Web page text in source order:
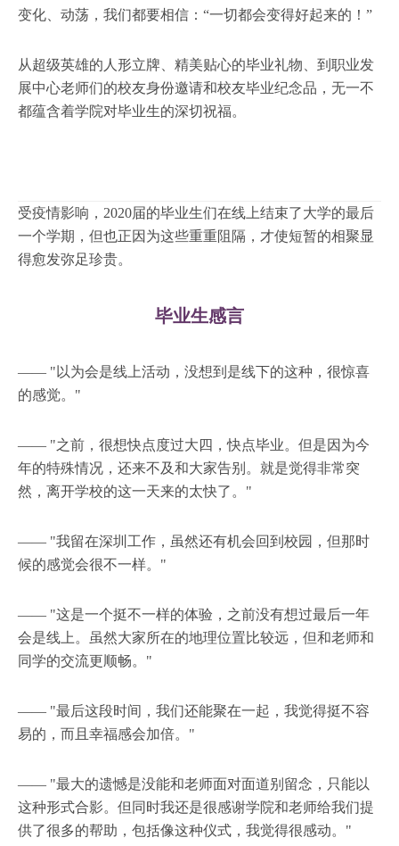
变化、动荡，我们都要相信：“一切都会变得好起来的！”
从超级英雄的人形立牌、精美贴心的毕业礼物、到职业发
展中心老师们的校友身份邀请和校友毕业纪念品，无一不
都蕴含着学院对毕业生的深切祝福。
受疫情影响，2020届的毕业生们在线上结束了大学的最后
一个学期，但也正因为这些重重阻隔，才使短暂的相聚显
得愈发弥足珍贵。
毕业生感言
—— "以为会是线上活动，没想到是线下的这种，很惊喜
的感觉。"
—— "之前，很想快点度过大四，快点毕业。但是因为今
年的特殊情况，还来不及和大家告别。就是觉得非常突
然，离开学校的这一天来的太快了。"
—— "我留在深圳工作，虽然还有机会回到校园，但那时
候的感觉会很不一样。"
—— "这是一个挺不一样的体验，之前没有想过最后一年
会是线上。虽然大家所在的地理位置比较远，但和老师和
同学的交流更顺畅。"
—— "最后这段时间，我们还能聚在一起，我觉得挺不容
易的，而且幸福感会加倍。"
—— "最大的遗憾是没能和老师面对面道别留念，只能以
这种形式合影。但同时我还是很感谢学院和老师给我们提
供了很多的帮助，包括像这种仪式，我觉得很感动。"